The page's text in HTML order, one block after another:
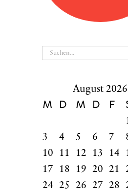
Suche
August 2026
M D M D F
3
4 5 6 7
10
11 12 13 14
17
18 19 20 21
24
25 26 27 28